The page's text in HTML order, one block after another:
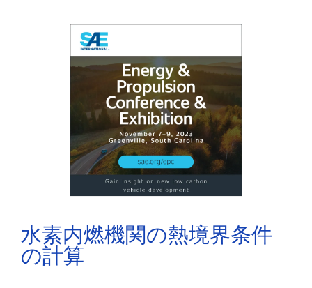
水素内燃機関の熱境界条件
の計算